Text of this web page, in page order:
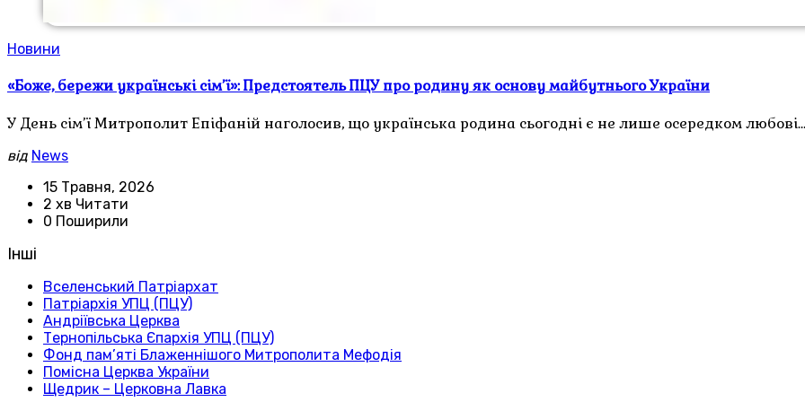
Новини
«Боже, бережи українські сім’ї»: Предстоятель ПЦУ про родину як основу майбутнього України
У День сім’ї Митрополит Епіфаній наголосив, що українська родина сьогодні є не лише осередком любові…
від News
15 Травня, 2026
2 хв Читати
0 Поширили
Інші
Вселенський Патріархат
Патріархія УПЦ (ПЦУ)
Андріївська Церква
Тернопільська Єпархія УПЦ (ПЦУ)
Фонд пам’яті Блаженнішого Митрополита Мефодія
Помісна Церква України
Щедрик – Церковна Лавка